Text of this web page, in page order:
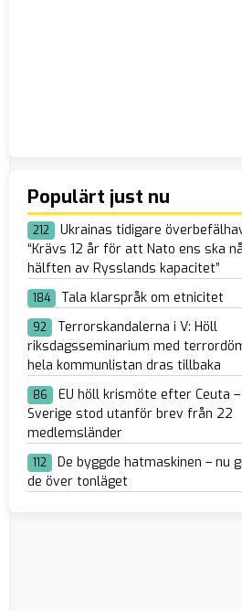
Populärt just nu
212
Ukrainas tidigare
“Krävs 12 år för att Nato ens ska nå
hälften av Rysslands kapacitet”
184 Tala klarspråk om etnicitet
92
Terrorskandalerna i V: Höll
riksdagsseminarium med
hela kommunlistan dras tillbaka
86
EU höll krismöte efter Ceuta –
Sverige stod utanför brev från 22
medlemsländer
112
De byggde hatmaskinen – nu
de över tonläget